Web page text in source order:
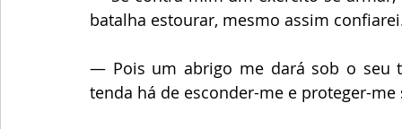
batalha estourar, mesmo assim
— Pois um abrigo me dará sob o seu
tenda há de esconder-me e proteger-me